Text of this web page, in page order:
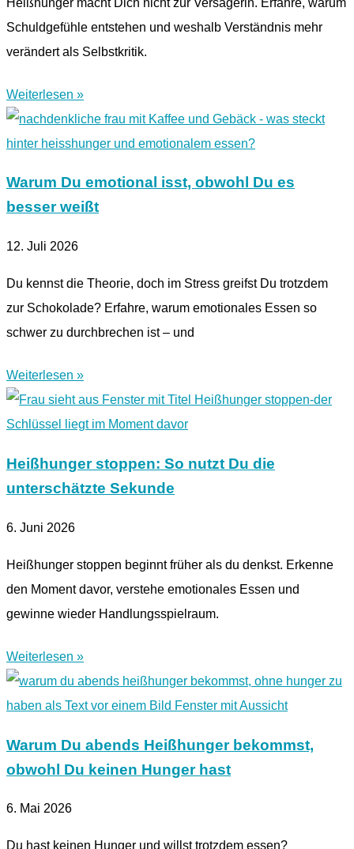
Schuldgefühle entstehen und weshalb Verständnis mehr
verändert als Selbstkritik.
Weiterlesen »
Warum Du emotional isst, obwohl Du es
besser weißt
12. Juli 2026
Du kennst die Theorie, doch im Stress greifst Du trotzdem
zur Schokolade? Erfahre, warum emotionales Essen so
schwer zu durchbrechen ist – und
Weiterlesen »
Heißhunger stoppen: So nutzt Du die
unterschätzte Sekunde
6. Juni 2026
Heißhunger stoppen beginnt früher als du denkst. Erkenne
den Moment davor, verstehe emotionales Essen und
gewinne wieder Handlungsspielraum.
Weiterlesen »
Warum Du abends Heißhunger bekommst,
obwohl Du keinen Hunger hast
6. Mai 2026
Du hast keinen Hunger und willst trotzdem essen?